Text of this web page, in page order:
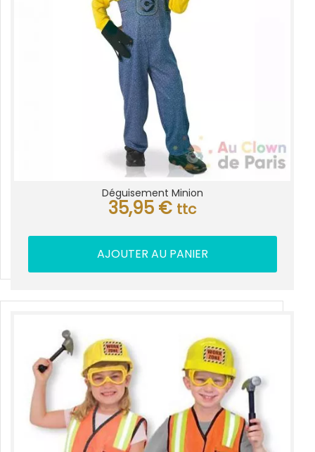
Déguisement Minion
35,95 € ttc
AJOUTER AU PANIER